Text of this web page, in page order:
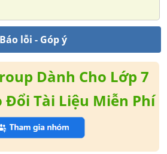
Báo lỗi - Góp ý
Dành Cho Lớp 7
Đổi Tài Liệu Miễn Phí